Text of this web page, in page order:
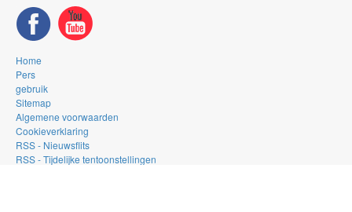
Home
Pers
gebruik
Sitemap
Algemene voorwaarden
Cookieverklaring
RSS - Nieuwsflits
RSS - Tijdelijke tentoonstellingen